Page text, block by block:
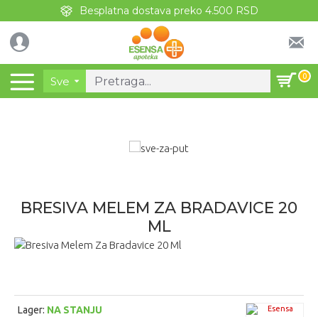
Besplatna dostava preko 4.500 RSD
Sve 0
BRESIVA MELEM ZA BRADAVICE 20
ML
Lager: NA STANJU